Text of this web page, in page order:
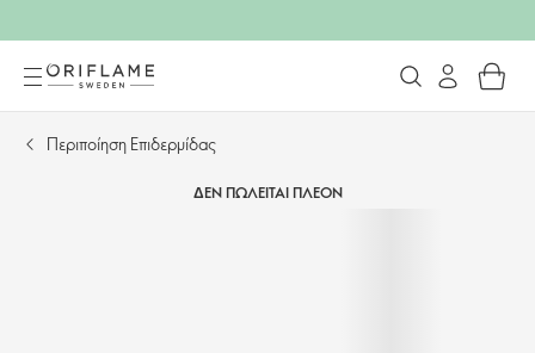
Περιποίηση Επιδερμίδας
ΔΕΝ ΠΩΛΕΙΤΑΙ ΠΛΕΟΝ